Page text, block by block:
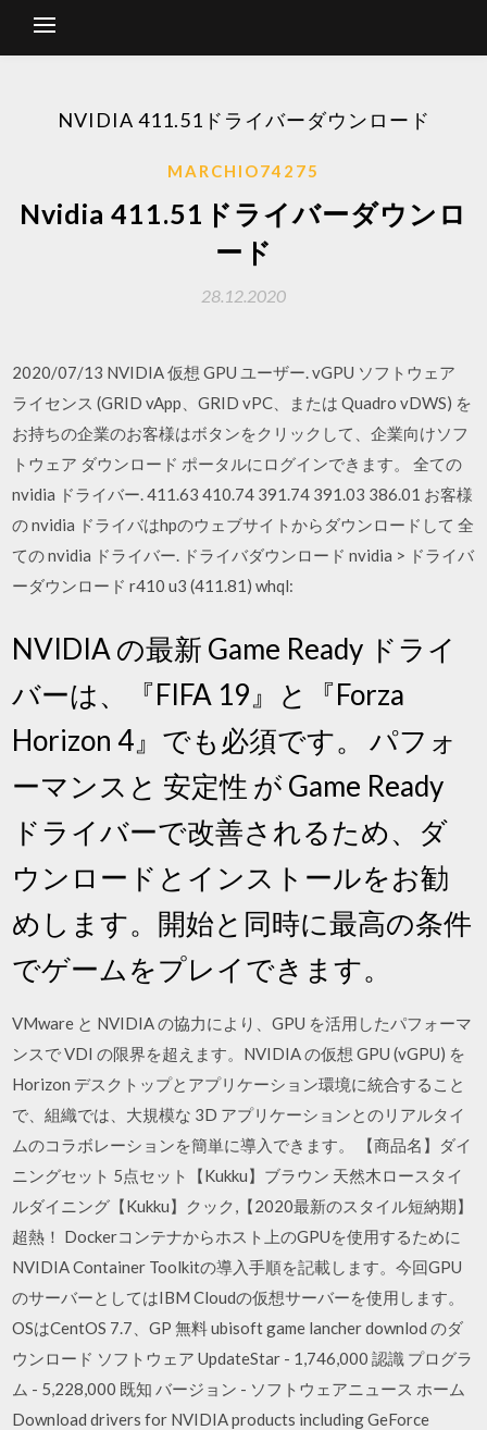
NVIDIA 411.51ドライバーダウンロード
MARCHIO74275
Nvidia 411.51ドライバーダウンロ
ード
28.12.2020
2020/07/13 NVIDIA 仮想 GPU ユーザー. vGPU ソフトウェア
ライセンス (GRID vApp、GRID vPC、または Quadro vDWS) を
お持ちの企業のお客様はボタンをクリックして、企業向けソフ
トウェア ダウンロード ポータルにログインできます。 全ての
nvidia ドライバー. 411.63 410.74 391.74 391.03 386.01 お客様
の nvidia ドライバはhpのウェブサイトからダウンロードして 全
ての nvidia ドライバー. ドライバダウンロード nvidia > ドライバ
ーダウンロード r410 u3 (411.81) whql:
NVIDIA の最新 Game Ready ドライ
バーは、『FIFA 19』と『Forza
Horizon 4』でも必須です。 パフォ
ーマンスと 安定性 が Game Ready
ドライバーで改善されるため、ダ
ウンロードとインストールをお勧
めします。開始と同時に最高の条件
でゲームをプレイできます。
VMware と NVIDIA の協力により、GPU を活用したパフォーマ
ンスで VDI の限界を超えます。NVIDIA の仮想 GPU (vGPU) を
Horizon デスクトップとアプリケーション環境に統合すること
で、組織では、大規模な 3D アプリケーションとのリアルタイ
ムのコラボレーションを簡単に導入できます。 【商品名】ダイ
ニングセット 5点セット【Kukku】ブラウン 天然木ロースタイ
ルダイニング【Kukku】クック,【2020最新のスタイル短納期】
超熱！ Dockerコンテナからホスト上のGPUを使用するために
NVIDIA Container Toolkitの導入手順を記載します。今回GPU
のサーバーとしてはIBM Cloudの仮想サーバーを使用します。
OSはCentOS 7.7、GP 無料 ubisoft game lancher downlod のダ
ウンロード ソフトウェア UpdateStar - 1,746,000 認識 プログラ
ム - 5,228,000 既知 バージョン - ソフトウェアニュース ホーム
Download drivers for NVIDIA products including GeForce